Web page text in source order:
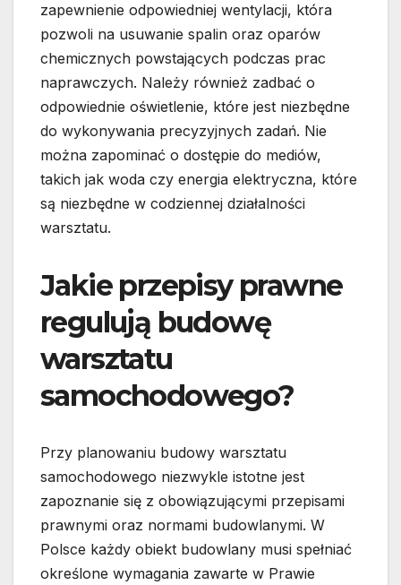
zapewnienie odpowiedniej wentylacji, która
pozwoli na usuwanie spalin oraz oparów
chemicznych powstających podczas prac
naprawczych. Należy również zadbać o
odpowiednie oświetlenie, które jest niezbędne
do wykonywania precyzyjnych zadań. Nie
można zapominać o dostępie do mediów,
takich jak woda czy energia elektryczna, które
są niezbędne w codziennej działalności
warsztatu.
Jakie przepisy prawne
regulują budowę
warsztatu
samochodowego?
Przy planowaniu budowy warsztatu
samochodowego niezwykle istotne jest
zapoznanie się z obowiązującymi przepisami
prawnymi oraz normami budowlanymi. W
Polsce każdy obiekt budowlany musi spełniać
określone wymagania zawarte w Prawie